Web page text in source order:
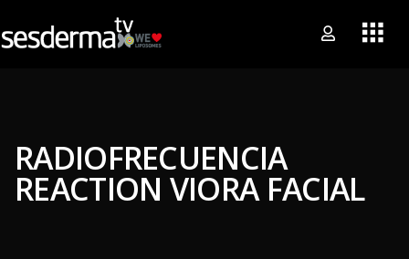
RADIOFRECUENCIA
REACTION VIORA FACIAL